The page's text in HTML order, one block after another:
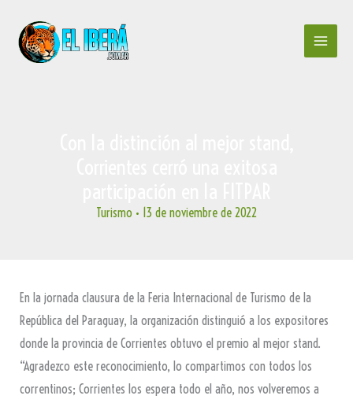
contenido
Turismo • 13 de noviembre de 2022
En la jornada clausura de la Feria Internacional de Turismo de la
República del Paraguay, la organización distinguió a los expositores
donde la provincia de Corrientes obtuvo el premio al mejor stand.
“Agradezco este reconocimiento, lo compartimos con todos los
correntinos; Corrientes los espera todo el año, nos volveremos a